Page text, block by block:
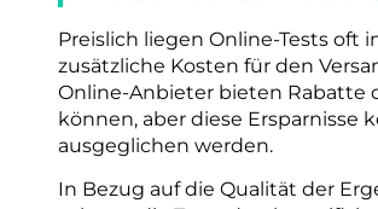
Preislich liegen Online-Tests oft
zusätzliche Kosten für den
Online-Anbieter bieten Rabatte
können, aber diese Ersparnisse
ausgeglichen werden.
In Bezug auf die Qualität der